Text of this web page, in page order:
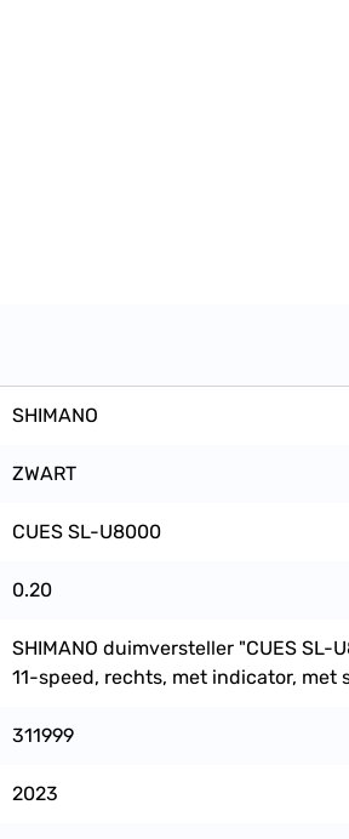
SHIMANO
ZWART
CUES SL-U8000
0.20
SHIMANO duimversteller "CUES
11-speed, rechts, met indicator, met
311999
2023